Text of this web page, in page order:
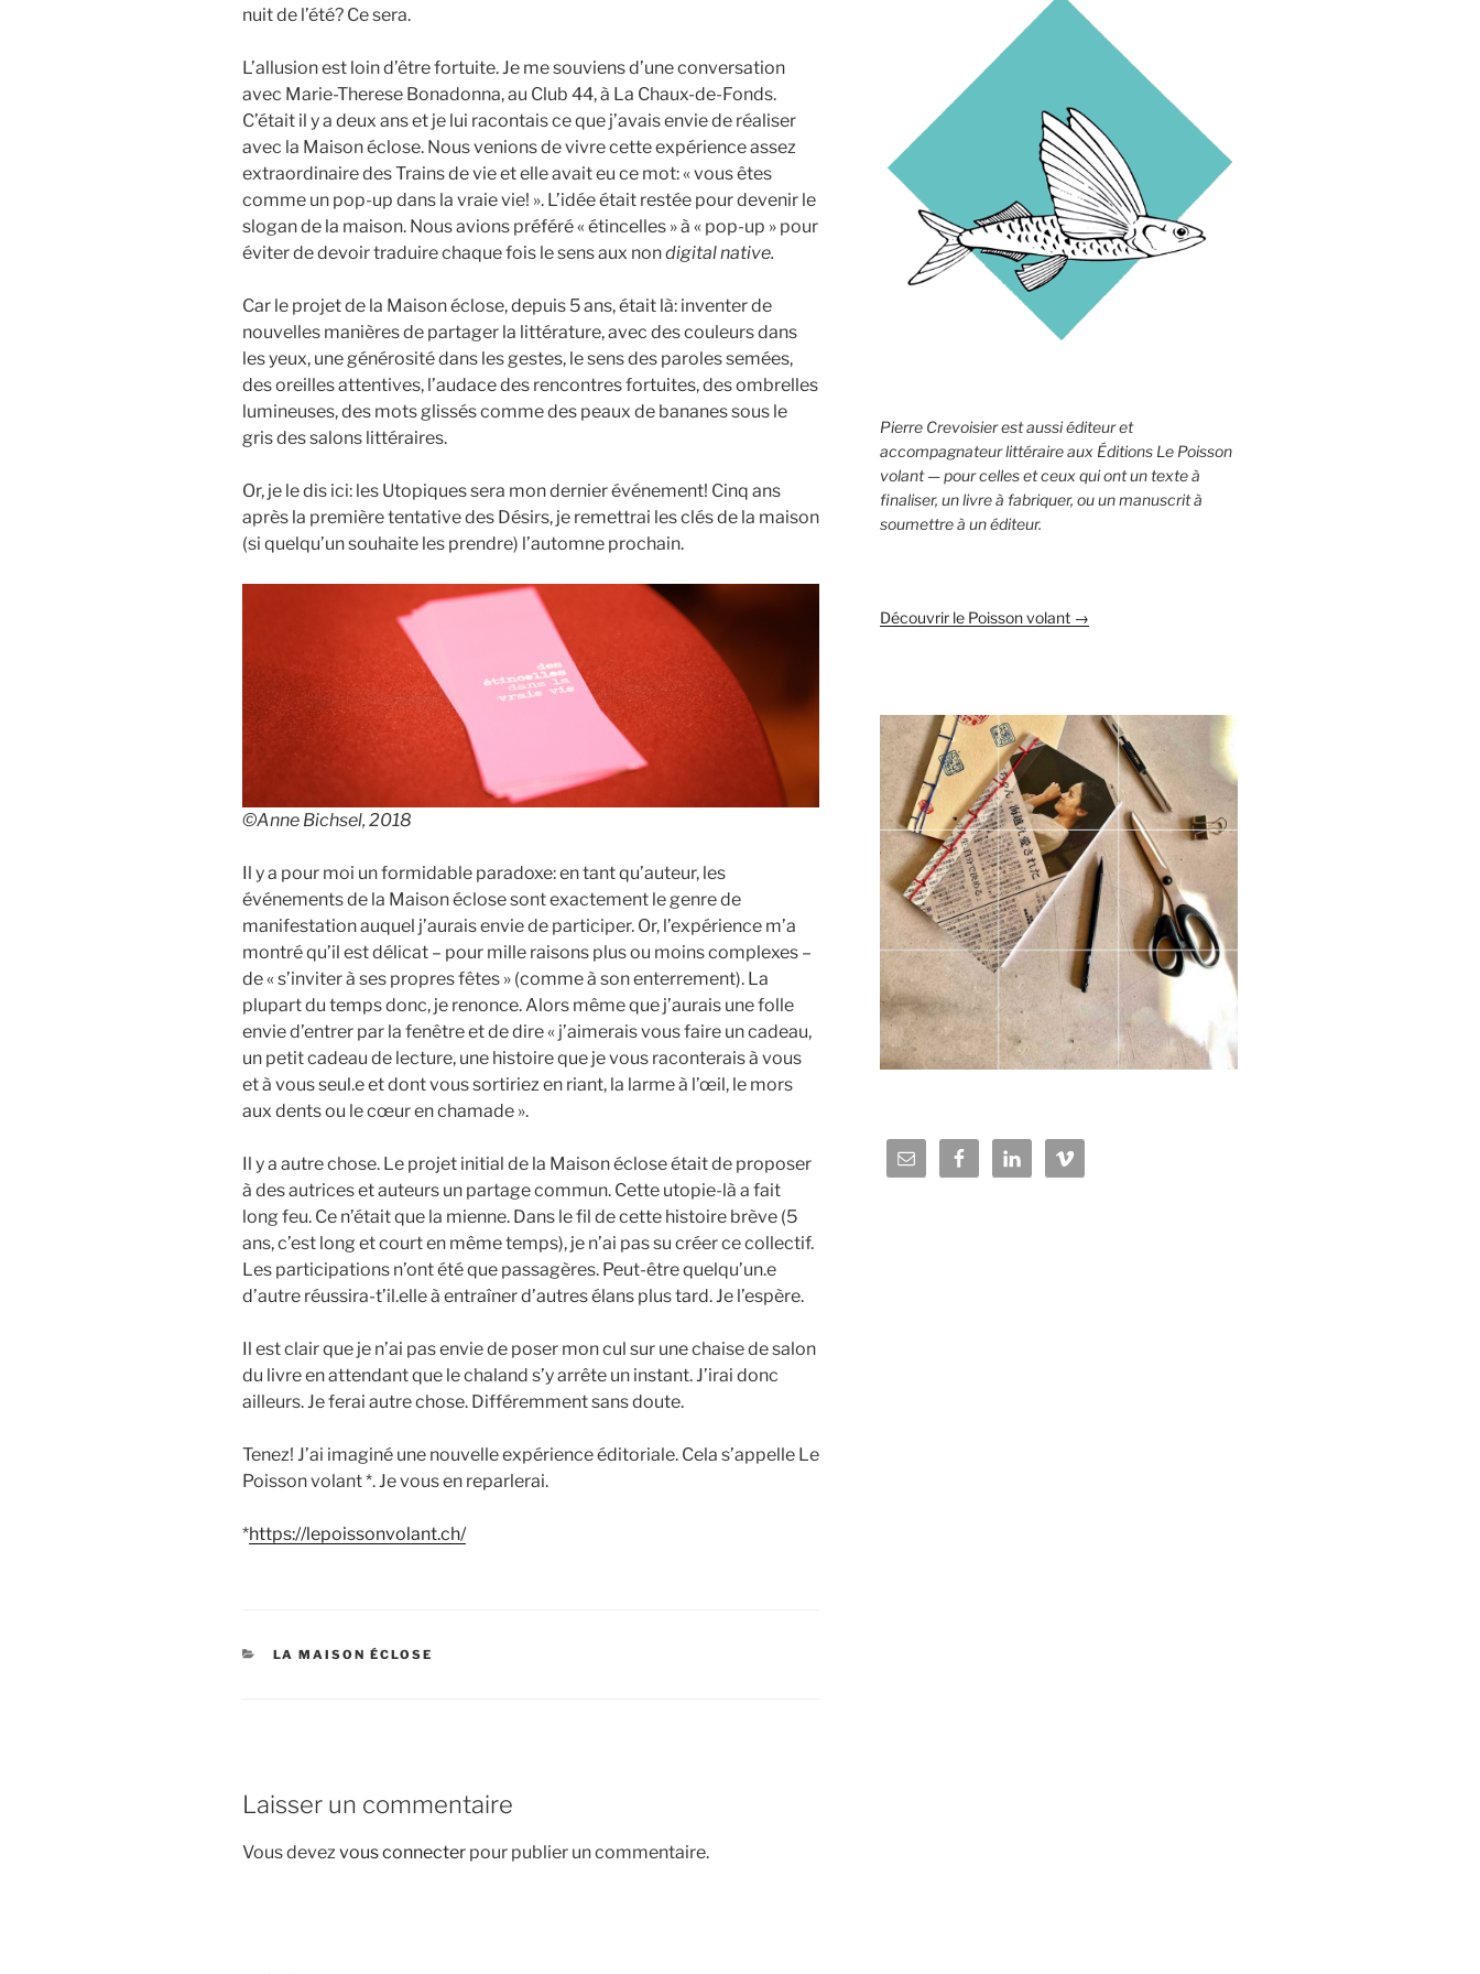
nuit de l’été? Ce sera.
L’allusion est loin d’être fortuite. Je me souviens d’une conversation
avec Marie-Therese Bonadonna, au Club 44, à La Chaux-de-Fonds.
C’était il y a deux ans et je lui racontais ce que j’avais envie de réaliser
avec la Maison éclose. Nous venions de vivre cette expérience assez
extraordinaire des Trains de vie et elle avait eu ce mot: « vous êtes
comme un pop-up dans la vraie vie! ». L’idée était restée pour devenir le
slogan de la maison. Nous avions préféré « étincelles » à « pop-up » pour
éviter de devoir traduire chaque fois le sens aux nondigital native.
Car le projet de la Maison éclose, depuis 5 ans, était là: inventer de
nouvelles manières de partager la littérature, avec des couleurs dans
les yeux, une générosité dans les gestes, le sens des paroles semées,
des oreilles attentives, l’audace des rencontres fortuites, des ombrelles
lumineuses, des mots glissés comme des peaux de bananes sous le
gris des salons littéraires.
Or, je le dis ici: les Utopiques sera mon dernier événement! Cinq ans
après la première tentative des Désirs, je remettrai les clés de la maison
(si quelqu’un souhaite les prendre) l’automne prochain.
©Anne Bichsel, 2018
Il y a pour moi un formidable paradoxe: en tant qu’auteur, les
événements de la Maison éclose sont exactement le genre de
manifestation auquel j’aurais envie de participer. Or, l’expérience m’a
montré qu’il est délicat – pour mille raisons plus ou moins complexes –
de « s’inviter à ses propres fêtes » (comme à son enterrement). La
plupart du temps donc, je renonce. Alors même que j’aurais une folle
envie d’entrer par la fenêtre et de dire « j’aimerais vous faire un cadeau,
un petit cadeau de lecture, une histoire que je vous raconterais à vous
et à vous seul.e et dont vous sortiriez en riant, la larme à l’œil, le mors
aux dents ou le cœur en chamade ».
Il y a autre chose. Le projet initial de la Maison éclose était de proposer
à des autrices et auteurs un partage commun. Cette utopie-là a fait
long feu. Ce n’était que la mienne. Dans le fil de cette histoire brève (5
ans, c’est long et court en même temps), je n’ai pas su créer ce collectif.
Les participations n’ont été que passagères. Peut-être quelqu’un.e
d’autre réussira-t’il.elle à entraîner d’autres élans plus tard. Je l’espère.
Il est clair que je n’ai pas envie de poser mon cul sur une chaise de salon
du livre en attendant que le chaland s’y arrête un instant. J’irai donc
ailleurs. Je ferai autre chose. Différemment sans doute.
Tenez! J’ai imaginé une nouvelle expérience éditoriale. Cela s’appelle Le
Poisson volant *. Je vous en reparlerai.
*https://lepoissonvolant.ch/
CATÉGORIES
LA MAISON ÉCLOSE
Laisser un commentaire
Vous devez vous connecter pour publier un commentaire.
Pierre Crevoisier est aussi éditeur et
accompagnateur littéraire aux Éditions Le Poisson
volant — pour celles et ceux qui ont un texte à
finaliser, un livre à fabriquer, ou un manuscrit à
soumettre à un éditeur.
Découvrir le Poisson volant →